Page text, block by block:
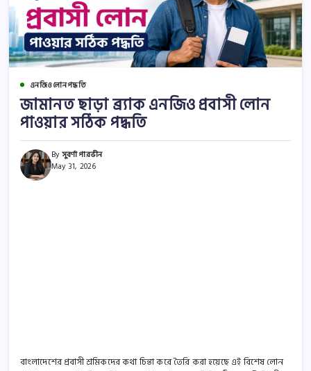
এনজিও লোন পদ্ধতি
জামানত ছাড়া ব্র্যাক এনজিও প্রবাসী লোন
পাওয়ার সঠিক পদ্ধতি
Byসুবর্ণা পারভীন
May 31, 2026
বাংলাদেশের প্রবাসী শ্রমিকদের কথা চিন্তা করে তৈরি করা হয়েছে এই বিশেষ লোন